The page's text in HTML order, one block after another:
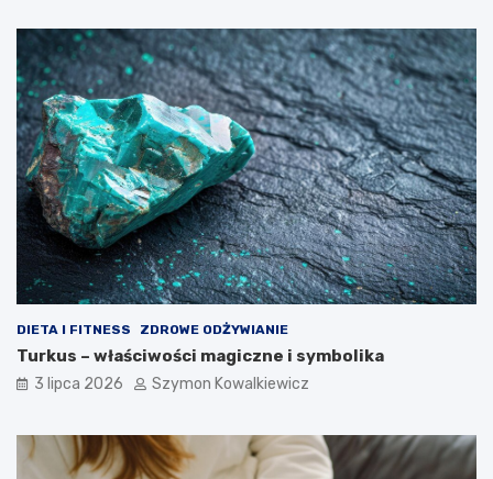
DIETA I FITNESS ZDROWE ODŻYWIANIE
Turkus – właściwości magiczne i symbolika
3 lipca 2026 Szymon Kowalkiewicz